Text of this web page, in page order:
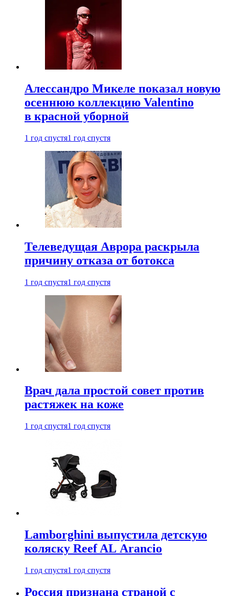
Алессандро Микеле показал новую
осеннюю коллекцию Valentino
в красной уборной
1 год спустя1 год спустя
Телеведущая Аврора раскрыла
причину отказа от ботокса
1 год спустя1 год спустя
Врач дала простой совет против
растяжек на коже
1 год спустя1 год спустя
Lamborghini выпустила детскую
коляску Reef AL Arancio
1 год спустя1 год спустя
Россия признана страной с